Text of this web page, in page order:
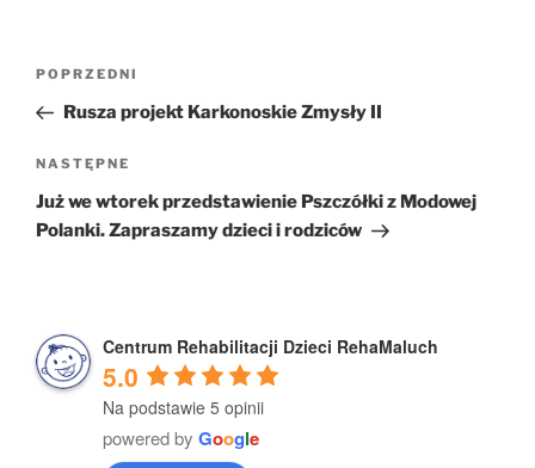
Nawigacja
Poprzedni
wpis
POPRZEDNI
Rusza projekt Karkonoskie Zmysły II
Następny
wpis
NASTĘPNE
Już we wtorek przedstawienie Pszczółki z Modowej
Polanki. Zapraszamy dzieci i rodziców
Centrum Rehabilitacji Dzieci RehaMaluch
5.0
Na podstawie 5 opinii
powered by Google